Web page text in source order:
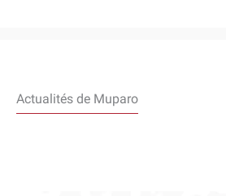
Actualités de Muparo